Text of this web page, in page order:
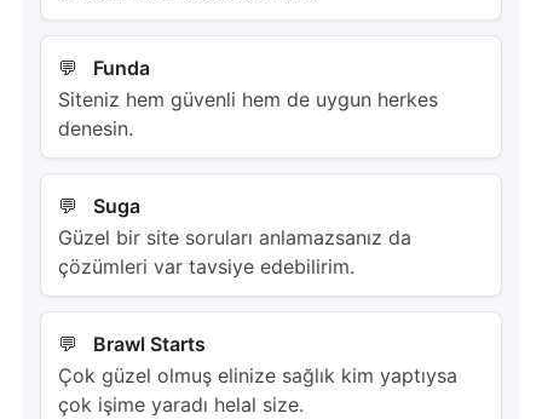
Funda
Siteniz hem güvenli hem de uygun herkes
denesin.
Suga
Güzel bir site soruları anlamazsanız da
çözümleri var tavsiye edebilirim.
Brawl Starts
Çok güzel olmuş elinize sağlık kim yaptıysa
çok işime yaradı helal size.